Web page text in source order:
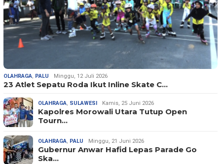
OLAHRAGA, PALU Minggu, 12 Juli 2026
23 Atlet Sepatu Roda Ikut Inline Skate C…
OLAHRAGA, SULAWESI Kamis, 25 Juni 2026
Kapolres Morowali Utara Tutup Open
Tourn…
OLAHRAGA, PALU Minggu, 21 Juni 2026
Gubernur Anwar Hafid Lepas Parade Go
Ska…